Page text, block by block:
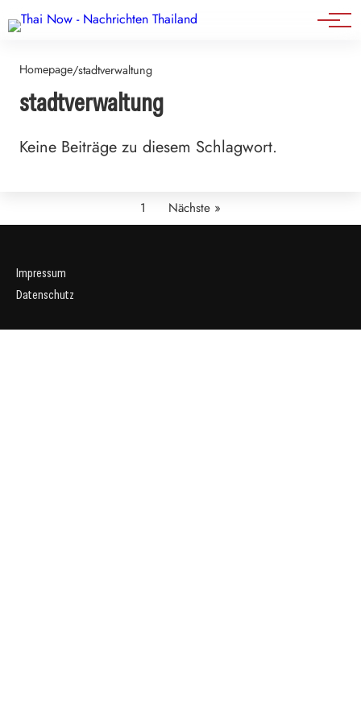
Events
Homepage/stadtverwaltung
stadtverwaltung
Keine Beiträge zu diesem Schlagwort.
1 Nächste »
Impressum
Datenschutz